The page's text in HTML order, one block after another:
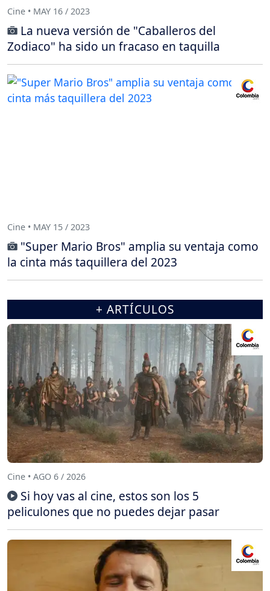
Cine • MAY 16 / 2023
La nueva versión de "Caballeros del
Zodiaco" ha sido un fracaso en taquilla
Cine • MAY 15 / 2023
"Super Mario Bros" amplia su ventaja como
la cinta más taquillera del 2023
+ ARTÍCULOS
Cine • AGO 6 / 2026
Si hoy vas al cine, estos son los 5
peliculones que no puedes dejar pasar